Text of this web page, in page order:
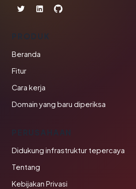
PRODUK
Beranda
Fitur
Cara kerja
Domain yang baru diperiksa
PERUSAHAAN
Didukung infrastruktur tepercaya
Tentang
Kebijakan Privasi